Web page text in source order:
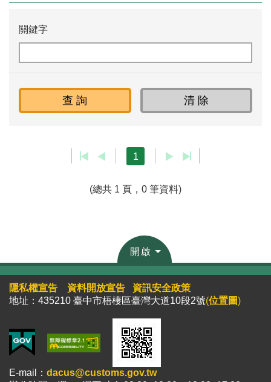
關鍵字
1
(總共 1 頁，0 筆資料)
開啟
隱私權宣告 資料開放宣告
資訊安全政策
地址：435210 臺中市梧棲區臺灣大道10段2號(位置圖)
E-mail： dacus@customs.gov.tw